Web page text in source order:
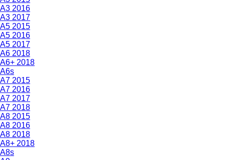
A3 2016
A3 2017
A5 2015
A5 2016
A5 2017
A6 2018
A6+ 2018
A6s
A7 2015
A7 2016
A7 2017
A7 2018
A8 2015
A8 2016
A8 2018
A8+ 2018
A8s